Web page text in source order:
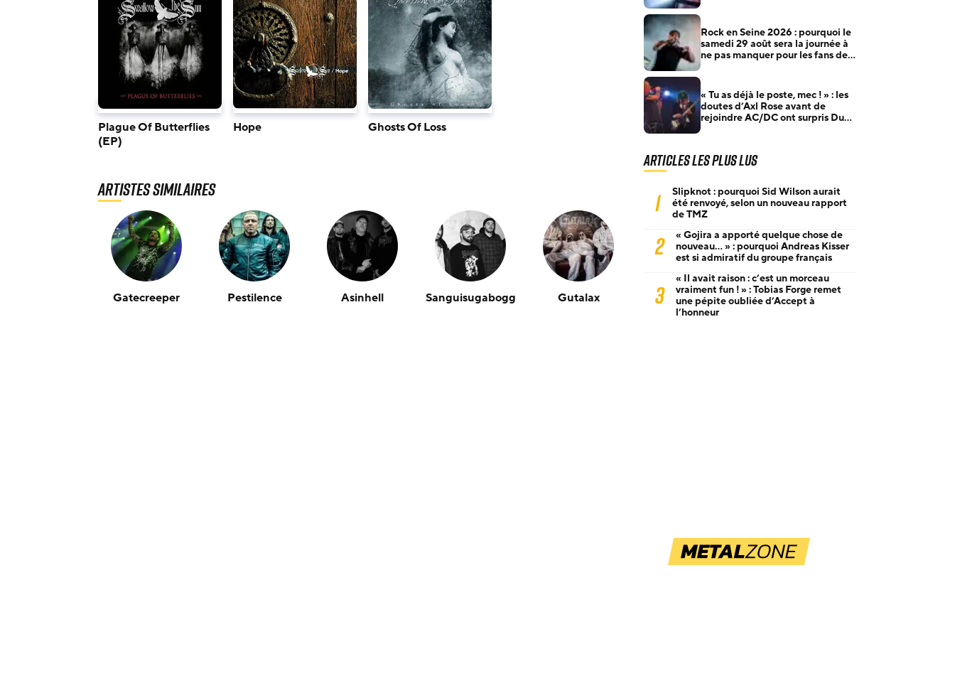
Plague Of Butterflies
(EP)
Hope Ghosts Of Loss
Artistes similaires
Gatecreeper Pestilence Asinhell Sanguisugabogg Gutalax
Rock en Seine 2026 : pourquoi le
samedi 29 août sera la journée à
ne pas manquer pour les fans de
« Tu as déjà le poste, mec ! » : les
doutes d’Axl Rose avant de
rejoindre AC/DC ont surpris Duff
Articles les plus lus
1
Slipknot : pourquoi Sid Wilson aurait
été renvoyé, selon un nouveau rapport
de TMZ
2
« Gojira a apporté quelque chose de
nouveau… » : pourquoi Andreas Kisser
est si admiratif du groupe français
3
« Il avait raison : c’est un morceau
vraiment fun ! » : Tobias Forge remet
une pépite oubliée d’Accept à
l’honneur